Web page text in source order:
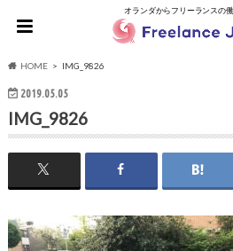
オランダからフリーランスの
HOME IMG_9826
2019.05.05
IMG_9826